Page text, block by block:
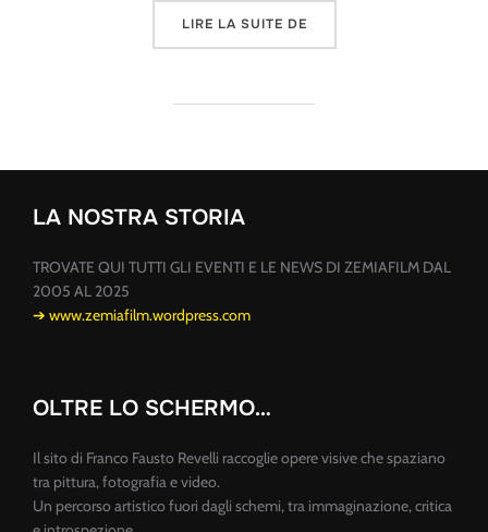
LIRE LA SUITE DE« NATURA E PAESAGGI
LA NOSTRA STORIA
TROVATE QUI TUTTI GLI EVENTI E LE NEWS DI ZEMIAFILM DAL
2005 AL 2025
➔ www.zemiafilm.wordpress.com
OLTRE LO SCHERMO…
Il sito di Franco Fausto Revelli raccoglie opere visive che spaziano
tra pittura, fotografia e video.
Un percorso artistico fuori dagli schemi, tra immaginazione, critica